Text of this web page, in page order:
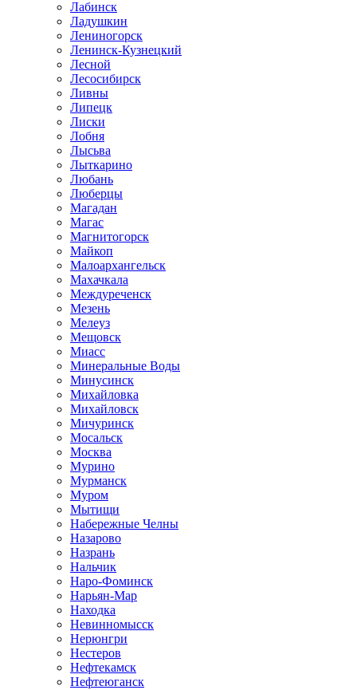
Лабинск
Ладушкин
Лениногорск
Ленинск-Кузнецкий
Лесной
Лесосибирск
Ливны
Липецк
Лиски
Лобня
Лысьва
Лыткарино
Любань
Люберцы
Магадан
Магас
Магнитогорск
Майкоп
Малоархангельск
Махачкала
Междуреченск
Мезень
Мелеуз
Мещовск
Миасс
Минеральные Воды
Минусинск
Михайловка
Михайловск
Мичуринск
Мосальск
Москва
Мурино
Мурманск
Муром
Мытищи
Набережные Челны
Назарово
Назрань
Нальчик
Наро-Фоминск
Нарьян-Мар
Находка
Невинномысск
Нерюнгри
Нестеров
Нефтекамск
Нефтеюганск